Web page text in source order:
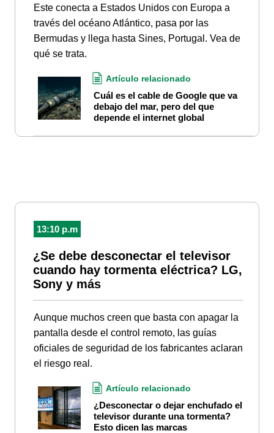
Este conecta a Estados Unidos con Europa a
través del océano Atlántico, pasa por las
Bermudas y llega hasta Sines, Portugal. Vea de
qué se trata.
Artículo relacionado
Cuál es el cable de Google que va
debajo del mar, pero del que
depende el internet global
13:10 p.m
¿Se debe desconectar el televisor
cuando hay tormenta eléctrica? LG,
Sony y más
Aunque muchos creen que basta con apagar la
pantalla desde el control remoto, las guías
oficiales de seguridad de los fabricantes aclaran
el riesgo real.
Artículo relacionado
¿Desconectar o dejar enchufado el
televisor durante una tormenta?
Esto dicen las marcas